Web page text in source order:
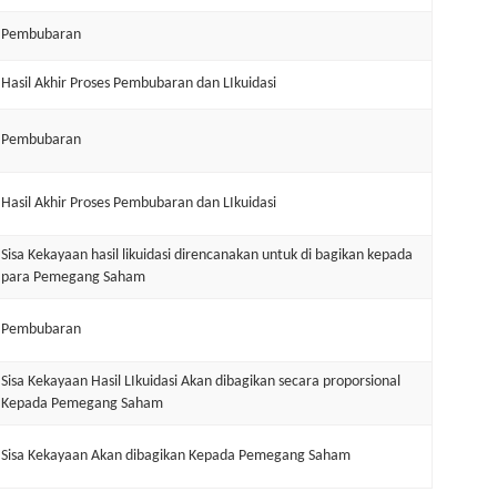
Pembubaran
Hasil Akhir Proses Pembubaran dan LIkuidasi
Pembubaran
Hasil Akhir Proses Pembubaran dan LIkuidasi
Sisa Kekayaan hasil likuidasi direncanakan untuk di bagikan kepada
para Pemegang Saham
Pembubaran
Sisa Kekayaan Hasil LIkuidasi Akan dibagikan secara proporsional
Kepada Pemegang Saham
Sisa Kekayaan Akan dibagikan Kepada Pemegang Saham